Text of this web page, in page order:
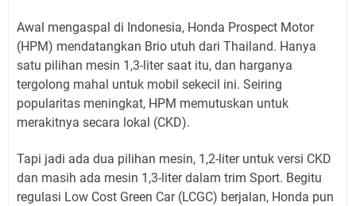
Awal mengaspal di Indonesia, Honda Prospect Motor
(HPM) mendatangkan Brio utuh dari Thailand. Hanya
satu pilihan mesin 1,3-liter saat itu, dan harganya
tergolong mahal untuk mobil sekecil ini. Seiring
popularitas meningkat, HPM memutuskan untuk
merakitnya secara lokal (CKD).
Tapi jadi ada dua pilihan mesin, 1,2-liter untuk versi CKD
dan masih ada mesin 1,3-liter dalam trim Sport. Begitu
regulasi Low Cost Green Car (LCGC) berjalan, Honda pun